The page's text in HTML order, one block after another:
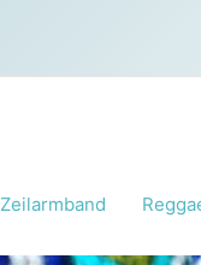
Zeilarmband